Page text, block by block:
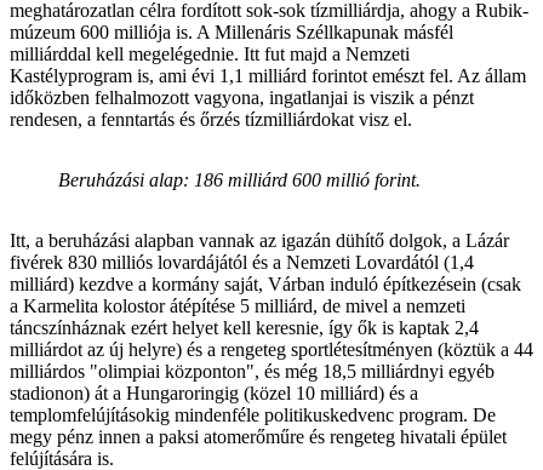
meghatározatlan célra fordított sok-sok tízmilliárdja, ahogy a Rubik-
múzeum 600 milliója is. A Millenáris Széllkapunak másfél
milliárddal kell megelégednie. Itt fut majd a Nemzeti
Kastélyprogram is, ami évi 1,1 milliárd forintot emészt fel. Az állam
időközben felhalmozott vagyona, ingatlanjai is viszik a pénzt
rendesen, a fenntartás és őrzés tízmilliárdokat visz el.
Beruházási alap: 186 milliárd 600 millió forint.
Itt, a beruházási alapban vannak az igazán dühítő dolgok, a Lázár
fivérek 830 milliós lovardájától és a Nemzeti Lovardától (1,4
milliárd) kezdve a kormány saját, Várban induló építkezésein (csak
a Karmelita kolostor átépítése 5 milliárd, de mivel a nemzeti
táncszínháznak ezért helyet kell keresnie, így ők is kaptak 2,4
milliárdot az új helyre) és a rengeteg sportlétesítményen (köztük a 44
milliárdos "olimpiai központon", és még 18,5 milliárdnyi egyéb
stadionon) át a Hungaroringig (közel 10 milliárd) és a
templomfelújításokig mindenféle politikuskedvenc program. De
megy pénz innen a paksi atomerőműre és rengeteg hivatali épület
felújítására is.